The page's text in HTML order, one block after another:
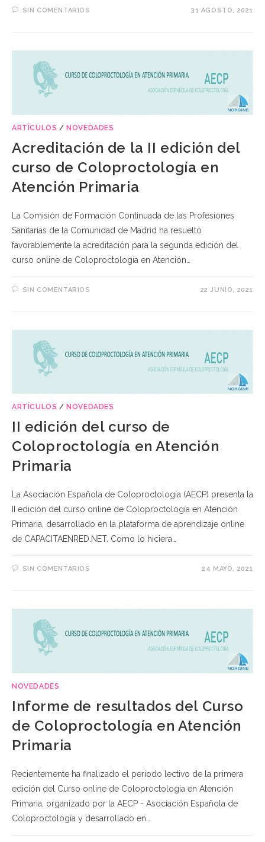
SIN COMENTARIOS 31 AGOSTO, 2021
ARTÍCULOS /NOVEDADES
Acreditación de la II edición del
curso de Coloproctología en
Atención Primaria
La Comisión de Formación Continuada de las Profesiones
Sanitarias de la Comunidad de Madrid ha resuelto
favorablemente la acreditación para la segunda edición del
curso online de Coloproctología en Atención…
SIN COMENTARIOS 22 JUNIO, 2021
ARTÍCULOS / NOVEDADES
II edición del curso de
Coloproctología en Atención
Primaria
La Asociación Española de Coloproctología (AECP) presenta la
II edición del curso online de Coloproctología en Atención
Primaria, desarrollado en la plataforma de aprendizaje online
de CAPACITAENRED.NET. Como lo hiciera…
SIN COMENTARIOS 24 MAYO, 2021
NOVEDADES
Informe de resultados del Curso
de Coloproctología en Atención
Primaria
Recientemente ha finalizado el periodo lectivo de la primera
edición del Curso online de Coloproctología en Atención
Primaria, organizado por la AECP - Asociación Española de
Coloproctología y desarrollado en…